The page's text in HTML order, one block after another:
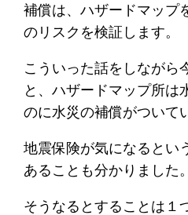
補償は、ハザードマップ
のリスクを検証します。
こういった話をしながら
と、ハザードマップ所は
のに水災の補償がついて
地震保険が気になるとい
あることも分かりました。
そうなるとすることは１